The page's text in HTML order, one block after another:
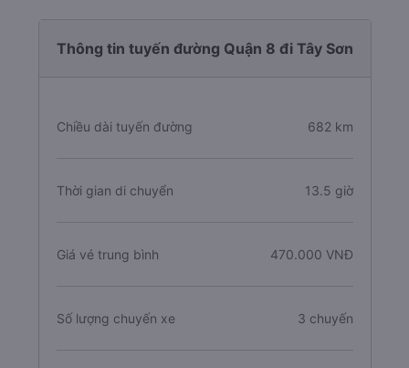
Thông tin tuyến đường Quận 8 đi Tây Sơn
Chiều dài tuyến đường 682 km
Thời gian di chuyển 13.5 giờ
Giá vé trung bình 470.000 VNĐ
Số lượng chuyến xe 3 chuyến